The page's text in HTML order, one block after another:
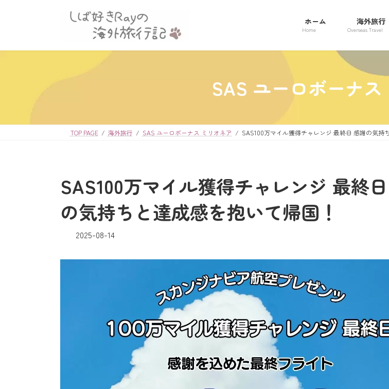
プ
動
ホーム
Home
海外旅行
Overseas Travel
SAS ユーロボーナ
TOP PAGE 海外旅行 SAS ユーロボーナス ミリオネア SAS100万マイル獲得チャレンジ 最終日 感謝の気持
SAS100万マイル獲得チャレンジ 最終
の気持ちと達成感を抱いて帰国！
2025-08-14